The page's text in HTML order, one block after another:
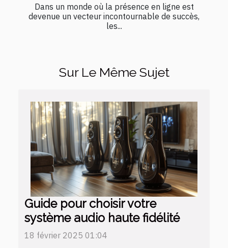
Dans un monde où la présence en ligne est
devenue un vecteur incontournable de succès,
les...
Sur Le Même Sujet
Guide pour choisir votre
système audio haute fidélité
18 février 2025 01:04